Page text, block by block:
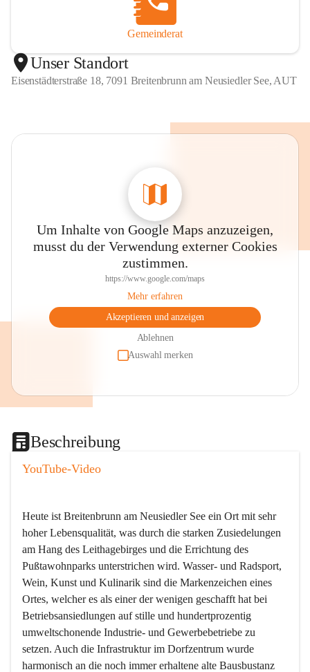
Gemeinderat
Unser Standort
Eisenstädterstraße 18, 7091 Breitenbrunn am Neusiedler See, AUT
Um Inhalte von Google Maps anzuzeigen,
musst du der Verwendung externer Cookies
zustimmen.
https://www.google.com/maps
Mehr erfahren
Akzeptieren und anzeigen
Ablehnen
Auswahl merken
Beschreibung
YouTube-Video
Heute ist Breitenbrunn am Neusiedler See ein Ort mit sehr
hoher Lebensqualität, was durch die starken Zusiedelungen
am Hang des Leithagebirges und die Errichtung des
Pußtawohnparks unterstrichen wird. Wasser- und Radsport,
Wein, Kunst und Kulinarik sind die Markenzeichen eines
Ortes, welcher es als einer der wenigen geschafft hat bei
Betriebsansiedlungen auf stille und hundertprozentig
umweltschonende Industrie- und Gewerbebetriebe zu
setzen. Auch die Infrastruktur im Dorfzentrum wurde
harmonisch an die noch immer erhaltene alte Bausbustanz